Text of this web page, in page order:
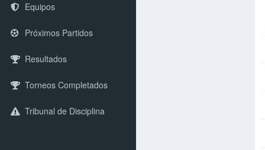
Equipos
Próximos Partidos
Resultados
Torneos Completados
Tribunal de Disciplina